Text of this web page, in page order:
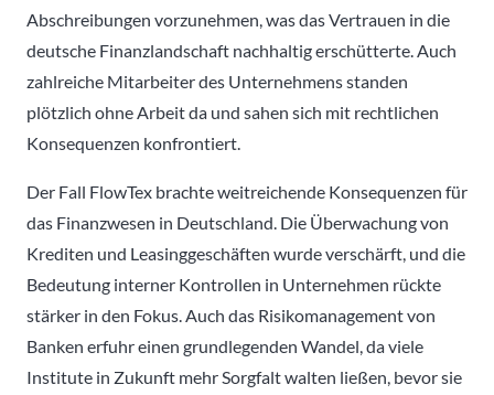
Abschreibungen vorzunehmen, was das Vertrauen in die
deutsche Finanzlandschaft nachhaltig erschütterte. Auch
zahlreiche Mitarbeiter des Unternehmens standen
plötzlich ohne Arbeit da und sahen sich mit rechtlichen
Konsequenzen konfrontiert.
Der Fall FlowTex brachte weitreichende Konsequenzen für
das Finanzwesen in Deutschland. Die Überwachung von
Krediten und Leasinggeschäften wurde verschärft, und die
Bedeutung interner Kontrollen in Unternehmen rückte
stärker in den Fokus. Auch das Risikomanagement von
Banken erfuhr einen grundlegenden Wandel, da viele
Institute in Zukunft mehr Sorgfalt walten ließen, bevor sie